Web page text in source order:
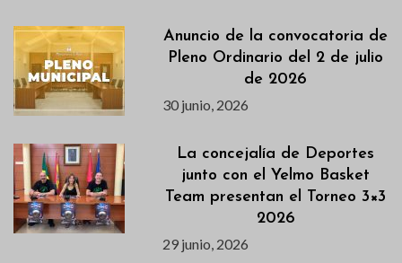
Anuncio de la convocatoria de
Pleno Ordinario del 2 de julio
de 2026
30 junio, 2026
La concejalía de Deportes
junto con el Yelmo Basket
Team presentan el Torneo 3×3
2026
29 junio, 2026